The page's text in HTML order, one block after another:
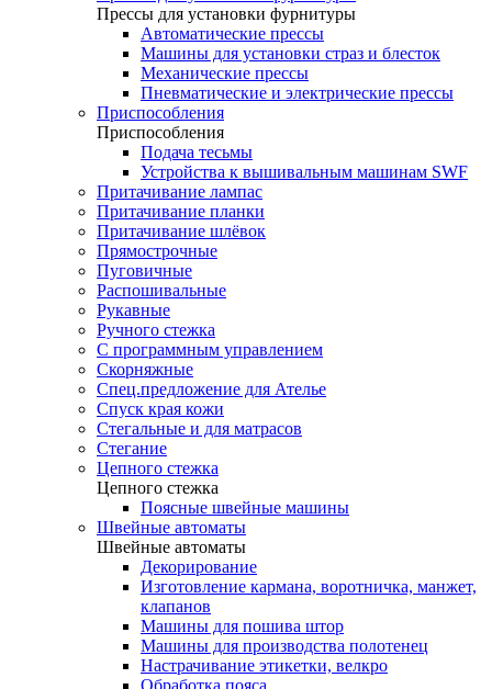
Прессы для установки фурнитуры
Автоматические прессы
Машины для установки страз и блесток
Механические прессы
Пневматические и электрические прессы
Приспособления
Приспособления
Подача тесьмы
Устройства к вышивальным машинам SWF
Притачивание лампас
Притачивание планки
Притачивание шлёвок
Прямострочные
Пуговичные
Распошивальные
Рукавные
Ручного стежка
С программным управлением
Скорняжные
Спец.предложение для Ателье
Спуск края кожи
Стегальные и для матрасов
Стегание
Цепного стежка
Цепного стежка
Поясные швейные машины
Швейные автоматы
Швейные автоматы
Декорирование
Изготовление кармана, воротничка, манжет,
клапанов
Машины для пошива штор
Машины для производства полотенец
Настрачивание этикетки, велкро
Обработка пояса